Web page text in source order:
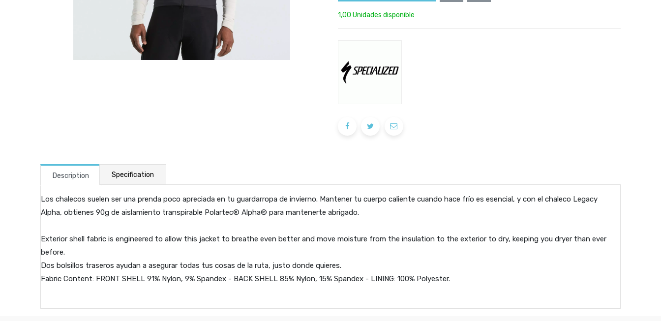
1,00 Unidades disponible
Description Specification
Los chalecos suelen ser una prenda poco apreciada en tu guardarropa de invierno. Mantener tu cuerpo caliente cuando hace frío es esencial, y con el chaleco Legacy
Alpha, obtienes 90g de aislamiento transpirable Polartec® Alpha® para mantenerte abrigado.
Exterior shell fabric is engineered to allow this jacket to breathe even better and move moisture from the insulation to the exterior to dry, keeping you dryer than ever
before.
Dos bolsillos traseros ayudan a asegurar todas tus cosas de la ruta, justo donde quieres.
Fabric Content: FRONT SHELL 91% Nylon, 9% Spandex - BACK SHELL 85% Nylon, 15% Spandex - LINING: 100% Polyester.